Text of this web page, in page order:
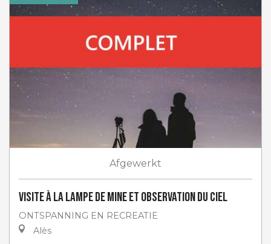
Afgewerkt
Visite à la lampe de Mine et Observation du ciel
ONTSPANNING EN RECREATIE
Alès